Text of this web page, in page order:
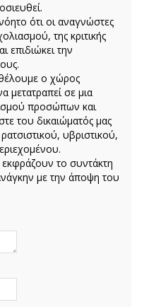
ότι οι αναγνώστες
της κριτικής
επιδιώκει την
ο χώρος
μετατραπεί σε μια
προσώπων και
του δικαιώματός μας
υβριστικού,
το συντάκτη
με την άποψη του